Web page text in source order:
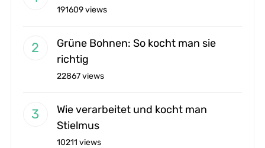
191609 views
Grüne Bohnen: So kocht man sie
richtig
22867 views
Wie verarbeitet und kocht man
Stielmus
10211 views